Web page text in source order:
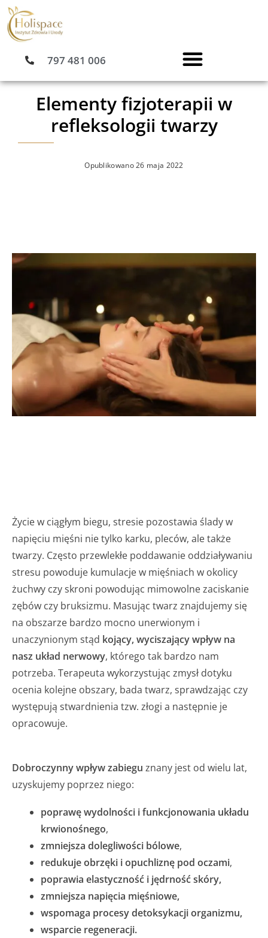
Przejdź
do
treści
797 481 006
Elementy fizjoterapii w
refleksologii twarzy
Opublikowano26 maja 2022
Życie w ciągłym biegu, stresie pozostawia ślady w
napięciu mięśni nie tylko karku, pleców, ale także
twarzy. Często przewlekłe poddawanie oddziaływaniu
stresu powoduje kumulacje w mięśniach w okolicy
żuchwy czy skroni powodując mimowolne zaciskanie
zębów czy bruksizmu. Masując twarz znajdujemy się
na obszarze bardzo mocno unerwionym i
unaczynionym stąd kojący, wyciszający wpływ na
nasz układ nerwowy, którego tak bardzo nam
potrzeba. Terapeuta wykorzystując zmysł dotyku
ocenia kolejne obszary, bada twarz, sprawdzając czy
występują stwardnienia tzw. złogi a następnie je
opracowuje.
Dobroczynny wpływ zabiegu znany jest od wielu lat,
uzyskujemy poprzez niego:
poprawę wydolności i funkcjonowania układu
krwionośnego,
zmniejsza dolegliwości bólowe,
redukuje obrzęki i opuchliznę pod oczami,
poprawia elastyczność i jędrność skóry,
zmniejsza napięcia mięśniowe,
wspomaga procesy detoksykacji organizmu,
wsparcie regeneracji.